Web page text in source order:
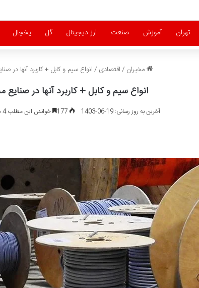
تهران آموزش صنعت ارز دیجیتال گل یخچال
مخبران /اقتصادی /انواع سیم و کابل + کاربرد آنها در
انواع سیم و کابل + کاربرد آنها در
آخرین به روز رسانی: 19-06-1403 177 خواندن این مطلب 4 دقیقه زمان میبرد